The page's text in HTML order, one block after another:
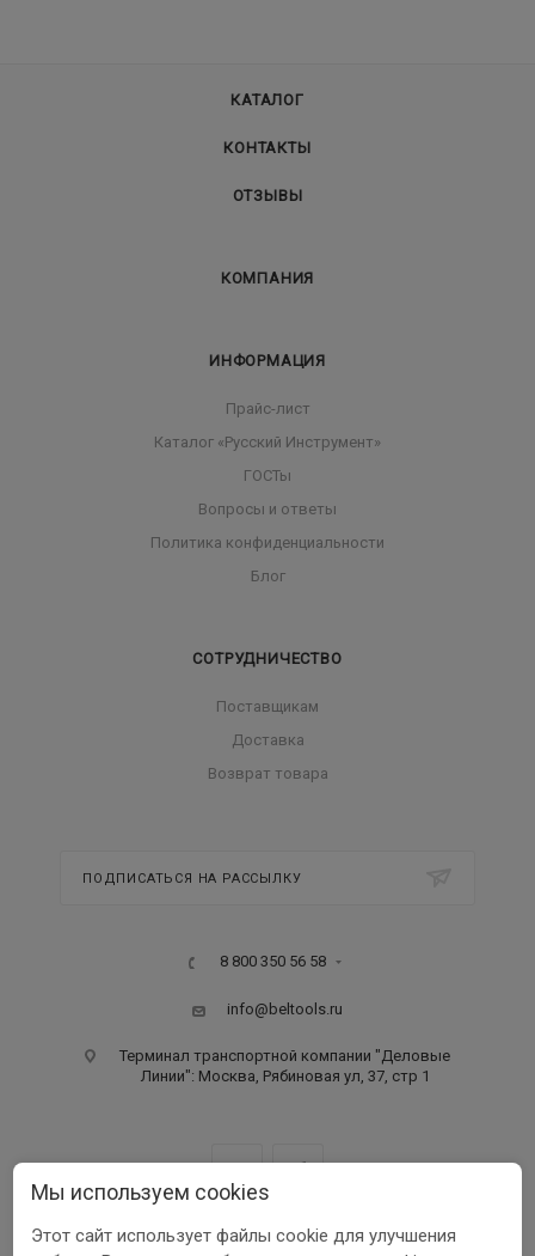
КАТАЛОГ
КОНТАКТЫ
ОТЗЫВЫ
КОМПАНИЯ
ИНФОРМАЦИЯ
Прайс-лист
Каталог «Русский Инструмент»
ГОСТы
Вопросы и ответы
Политика конфиденциальности
Блог
СОТРУДНИЧЕСТВО
Поставщикам
Доставка
Возврат товара
ПОДПИСАТЬСЯ НА РАССЫЛКУ
8 800 350 56 58
info@beltools.ru
Терминал транспортной компании "Деловые
Линии": Москва, Рябиновая ул, 37, стр 1
Мы используем cookies
Этот сайт использует файлы cookie для улучшения